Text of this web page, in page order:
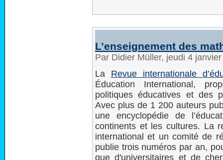
L’enseignement des
Par Didier Müller, jeudi 4
La Revue internationale
Éducation International,
politiques éducatives et des
Avec plus de 1 200 auteurs
une encyclopédie de
continents et les cultures. La
international et un comité de
publie trois numéros par an,
que d'universitaires et de